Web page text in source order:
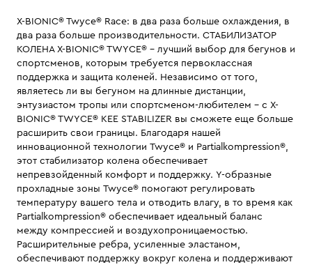
X-BIONIC® Twyce® Race: в два раза больше охлаждения, в
два раза больше производительности. СТАБИЛИЗАТОР
КОЛЕНА X-BIONIC® TWYCE® - лучший выбор для бегунов и
спортсменов, которым требуется первоклассная
поддержка и защита коленей. Независимо от того,
являетесь ли вы бегуном на длинные дистанции,
энтузиастом тропы или спортсменом-любителем - с X-
BIONIC® TWYCE® KEE STABILIZER вы сможете еще больше
расширить свои границы. Благодаря нашей
инновационной технологии Twyce® и Partialkompression®,
этот стабилизатор колена обеспечивает
непревзойденный комфорт и поддержку. Y-образные
прохладные зоны Twyce® помогают регулировать
температуру вашего тела и отводить влагу, в то время как
Partialkompression® обеспечивает идеальный баланс
между компрессией и воздухопроницаемостью.
Расширительные ребра, усиленные эластаном,
обеспечивают поддержку вокруг колена и поддерживают